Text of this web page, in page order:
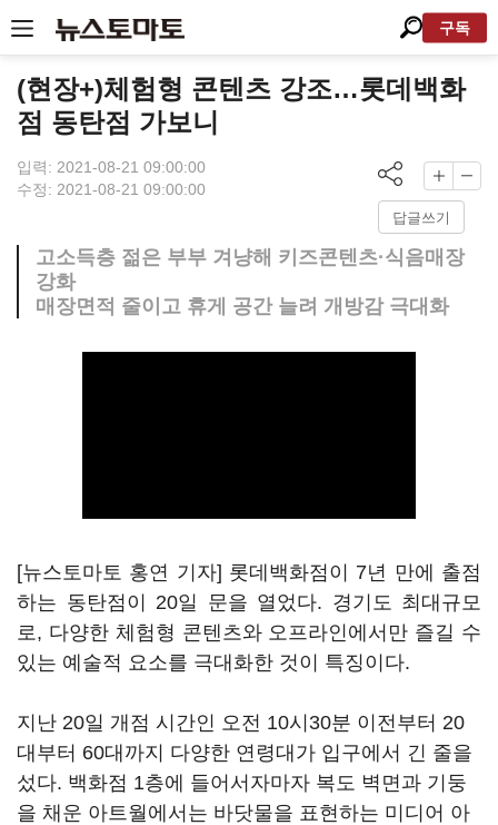
구독
(현장+)체험형 콘텐츠 강조…롯데백화
점 동탄점 가보니
입력: 2021-08-21 09:00:00
수정: 2021-08-21 09:00:00
답글쓰기
고소득층 젊은 부부 겨냥해 키즈콘텐츠·식음매장
강화
매장면적 줄이고 휴게 공간 늘려 개방감 극대화
[뉴스토마토 홍연 기자] 롯데백화점이 7년 만에 출점
하는 동탄점이 20일 문을 열었다. 경기도 최대규모
로, 다양한 체험형 콘텐츠와 오프라인에서만 즐길 수
있는 예술적 요소를 극대화한 것이 특징이다.
지난 20일 개점 시간인 오전 10시30분 이전부터 20
대부터 60대까지 다양한 연령대가 입구에서 긴 줄을
섰다. 백화점 1층에 들어서자마자 복도 벽면과 기둥
을 채운 아트월에서는 바닷물을 표현하는 미디어 아